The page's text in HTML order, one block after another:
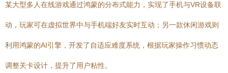
某大型多人在线游戏通过鸿蒙的分布式能力，实现了手机与VR设备联
动，玩家可在虚拟世界中与手机端好友实时互动；另一款休闲游戏则
利用鸿蒙的AI引擎，开发了自适应难度系统，根据玩家操作习惯动态
调整关卡设计，提升了用户粘性。